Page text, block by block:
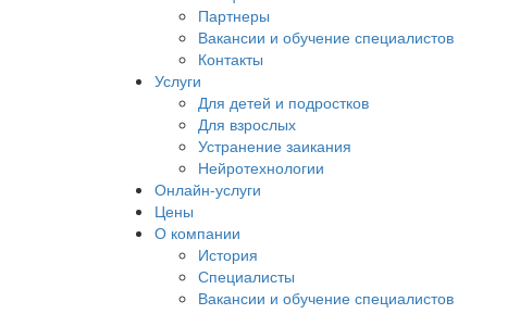
Партнеры
Вакансии и обучение специалистов
Контакты
Услуги
Для детей и подростков
Для взрослых
Устранение заикания
Нейротехнологии
Онлайн-услуги
Цены
О компании
История
Специалисты
Вакансии и обучение специалистов